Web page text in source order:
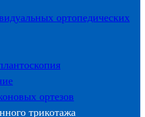
ортопедических
ортезов
трикотажа